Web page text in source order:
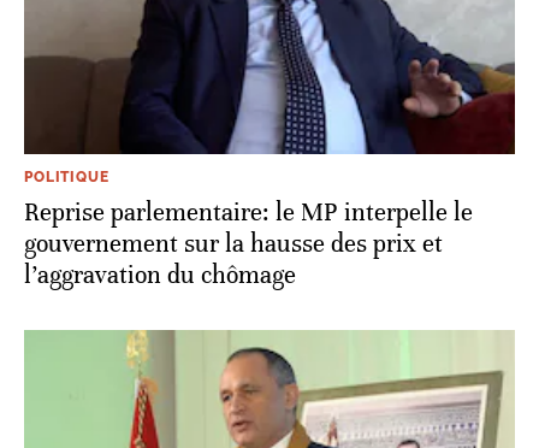
POLITIQUE
Reprise parlementaire: le MP interpelle le
gouvernement sur la hausse des prix et
l’aggravation du chômage